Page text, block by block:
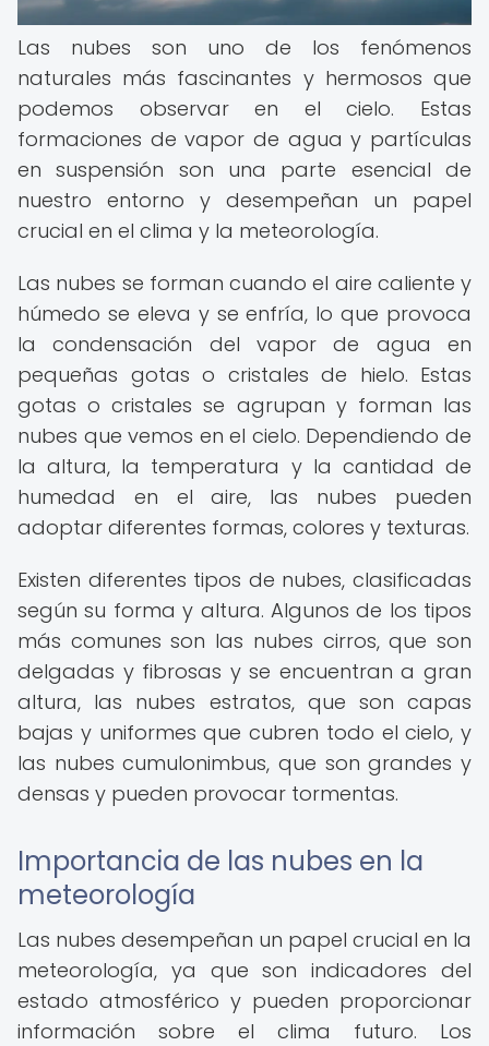
Las nubes son uno de los fenómenos
naturales más fascinantes y hermosos que
podemos observar en el cielo. Estas
formaciones de vapor de agua y partículas
en suspensión son una parte esencial de
nuestro entorno y desempeñan un papel
crucial en el clima y la meteorología.
Las nubes se forman cuando el aire caliente y
húmedo se eleva y se enfría, lo que provoca
la condensación del vapor de agua en
pequeñas gotas o cristales de hielo. Estas
gotas o cristales se agrupan y forman las
nubes que vemos en el cielo. Dependiendo de
la altura, la temperatura y la cantidad de
humedad en el aire, las nubes pueden
adoptar diferentes formas, colores y texturas.
Existen diferentes tipos de nubes, clasificadas
según su forma y altura. Algunos de los tipos
más comunes son las nubes cirros, que son
delgadas y fibrosas y se encuentran a gran
altura, las nubes estratos, que son capas
bajas y uniformes que cubren todo el cielo, y
las nubes cumulonimbus, que son grandes y
densas y pueden provocar tormentas.
Importancia de las nubes en la
meteorología
Las nubes desempeñan un papel crucial en la
meteorología, ya que son indicadores del
estado atmosférico y pueden proporcionar
información sobre el clima futuro. Los